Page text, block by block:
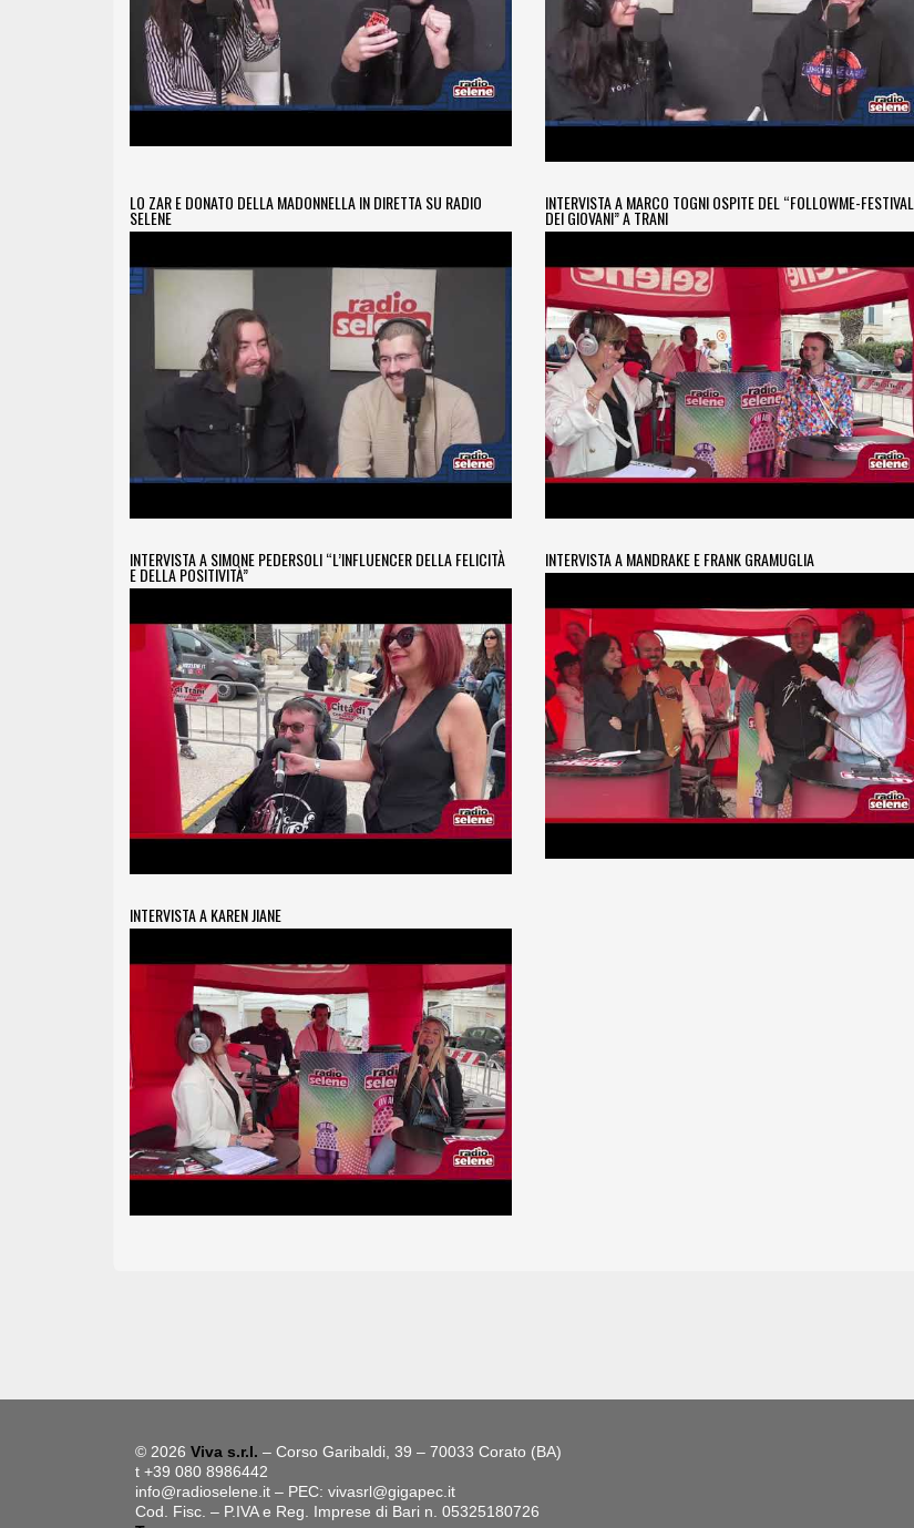
LO ZAR E DONATO DELLA MADONNELLA IN DIRETTA SU RADIO
SELENE
INTERVISTA A MARCO TOGNI OSPITE DEL “FOLLOWME-FESTIVAL
DEI GIOVANI” A TRANI
INTERVISTA A SIMONE PEDERSOLI “L’INFLUENCER DELLA FELICITÀ
E DELLA POSITIVITÀ”
INTERVISTA A MANDRAKE E FRANK GRAMUGLIA
INTERVISTA A KAREN JIANE
© 2026 Viva s.r.l. – Corso Garibaldi, 39 – 70033 Corato (BA)
t +39 080 8986442
info@radioselene.it – PEC: vivasrl@gigapec.it
Cod. Fisc. – P.IVA e Reg. Imprese di Bari n. 05325180726